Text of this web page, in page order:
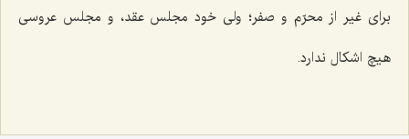
برای غیر از محرّم و صفر؛ ولی خود مجلس عقد، و مجلس عروسی
هیچ اشکال ندارد.